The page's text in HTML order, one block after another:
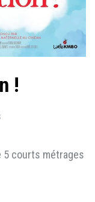
!
5 courts métrages